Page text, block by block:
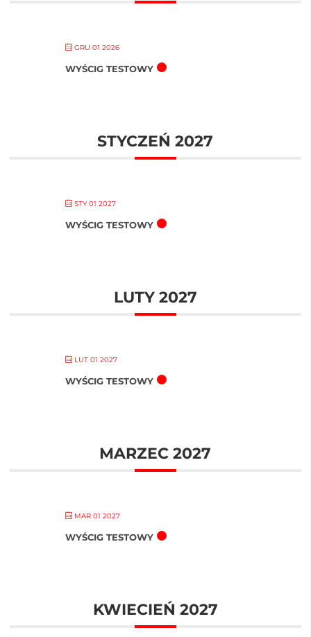
GRU 01 2026
WYŚCIG TESTOWY
STYCZEŃ 2027
STY 01 2027
WYŚCIG TESTOWY
LUTY 2027
LUT 01 2027
WYŚCIG TESTOWY
MARZEC 2027
MAR 01 2027
WYŚCIG TESTOWY
KWIECIEŃ 2027